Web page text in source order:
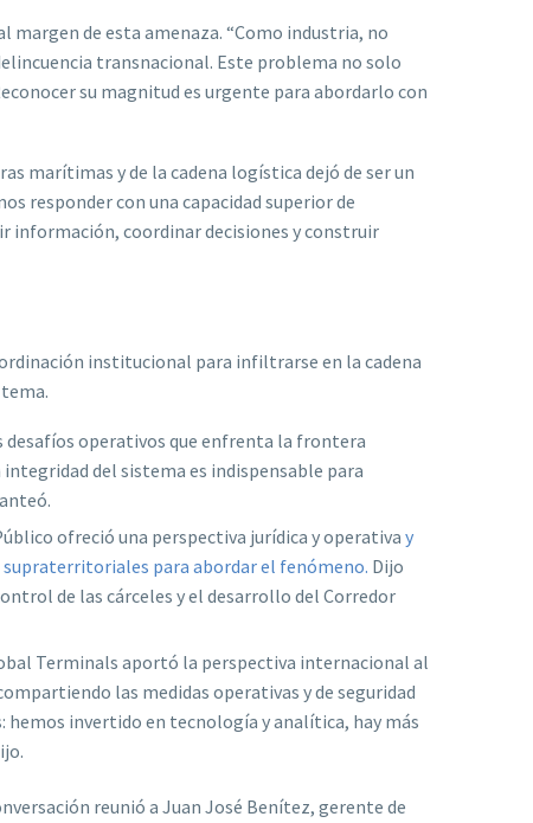
margen de esta amenaza. “Como industria, no
transnacional. Este problema no solo
su magnitud es urgente para abordarlo con
marítimas y de la cadena logística dejó de ser un
responder con una capacidad superior de
información, coordinar decisiones y construir
institucional para infiltrarse en la cadena
operativos que enfrenta la frontera
del sistema es indispensable para
ofreció una perspectiva jurídica y operativa y
supraterritoriales para abordar el fenómeno. Dijo
de las cárceles y el desarrollo del Corredor
Terminals aportó la perspectiva internacional al
las medidas operativas y de seguridad
hemos invertido en tecnología y analítica, hay más
reunió a Juan José Benítez, gerente de